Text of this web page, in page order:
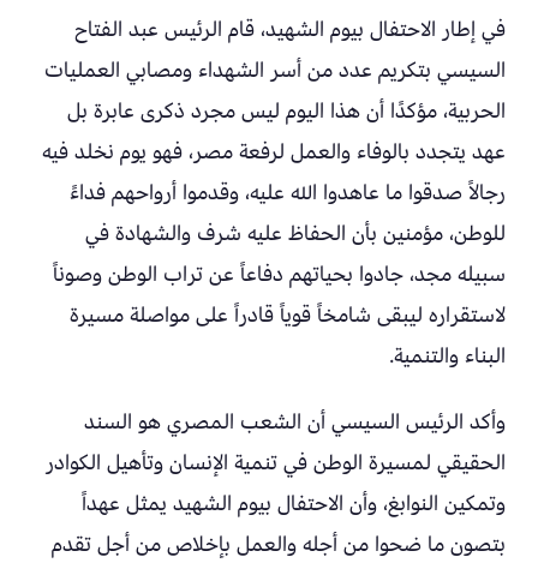
في إطار الاحتفال بيوم الشهيد، قام الرئيس عبد الفتاح
السيسي بتكريم عدد من أسر الشهداء ومصابي العمليات
الحربية، مؤكدًا أن هذا اليوم ليس مجرد ذكرى عابرة بل
عهد يتجدد بالوفاء والعمل لرفعة مصر، فهو يوم نخلد فيه
رجالاً صدقوا ما عاهدوا الله عليه، وقدموا أرواحهم فداءً
للوطن، مؤمنين بأن الحفاظ عليه شرف والشهادة في
سبيله مجد، جادوا بحياتهم دفاعاً عن تراب الوطن وصوناً
لاستقراره ليبقى شامخاً قوياً قادراً على مواصلة مسيرة
البناء والتنمية.
وأكد الرئيس السيسي أن الشعب المصري هو السند
الحقيقي لمسيرة الوطن في تنمية الإنسان وتأهيل الكوادر
وتمكين النوابغ، وأن الاحتفال بيوم الشهيد يمثل عهداً
بتصون ما ضحوا من أجله والعمل بإخلاص من أجل تقدم